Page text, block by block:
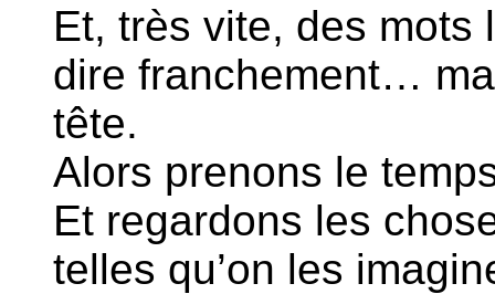
Et, très vite, des mots
dire franchement…
tête.
Alors prenons le
Et regardons les
telles qu’on les